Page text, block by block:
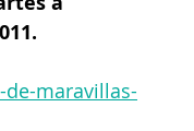
maravillas-